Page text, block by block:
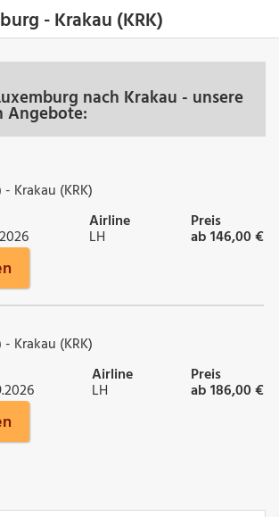
- Krakau (KRK)
nach Krakau - unsere
Angebote:
Krakau (KRK)
Airline
LH
Preis
ab 146,00 €
Krakau (KRK)
Airline
LH
Preis
ab 186,00 €